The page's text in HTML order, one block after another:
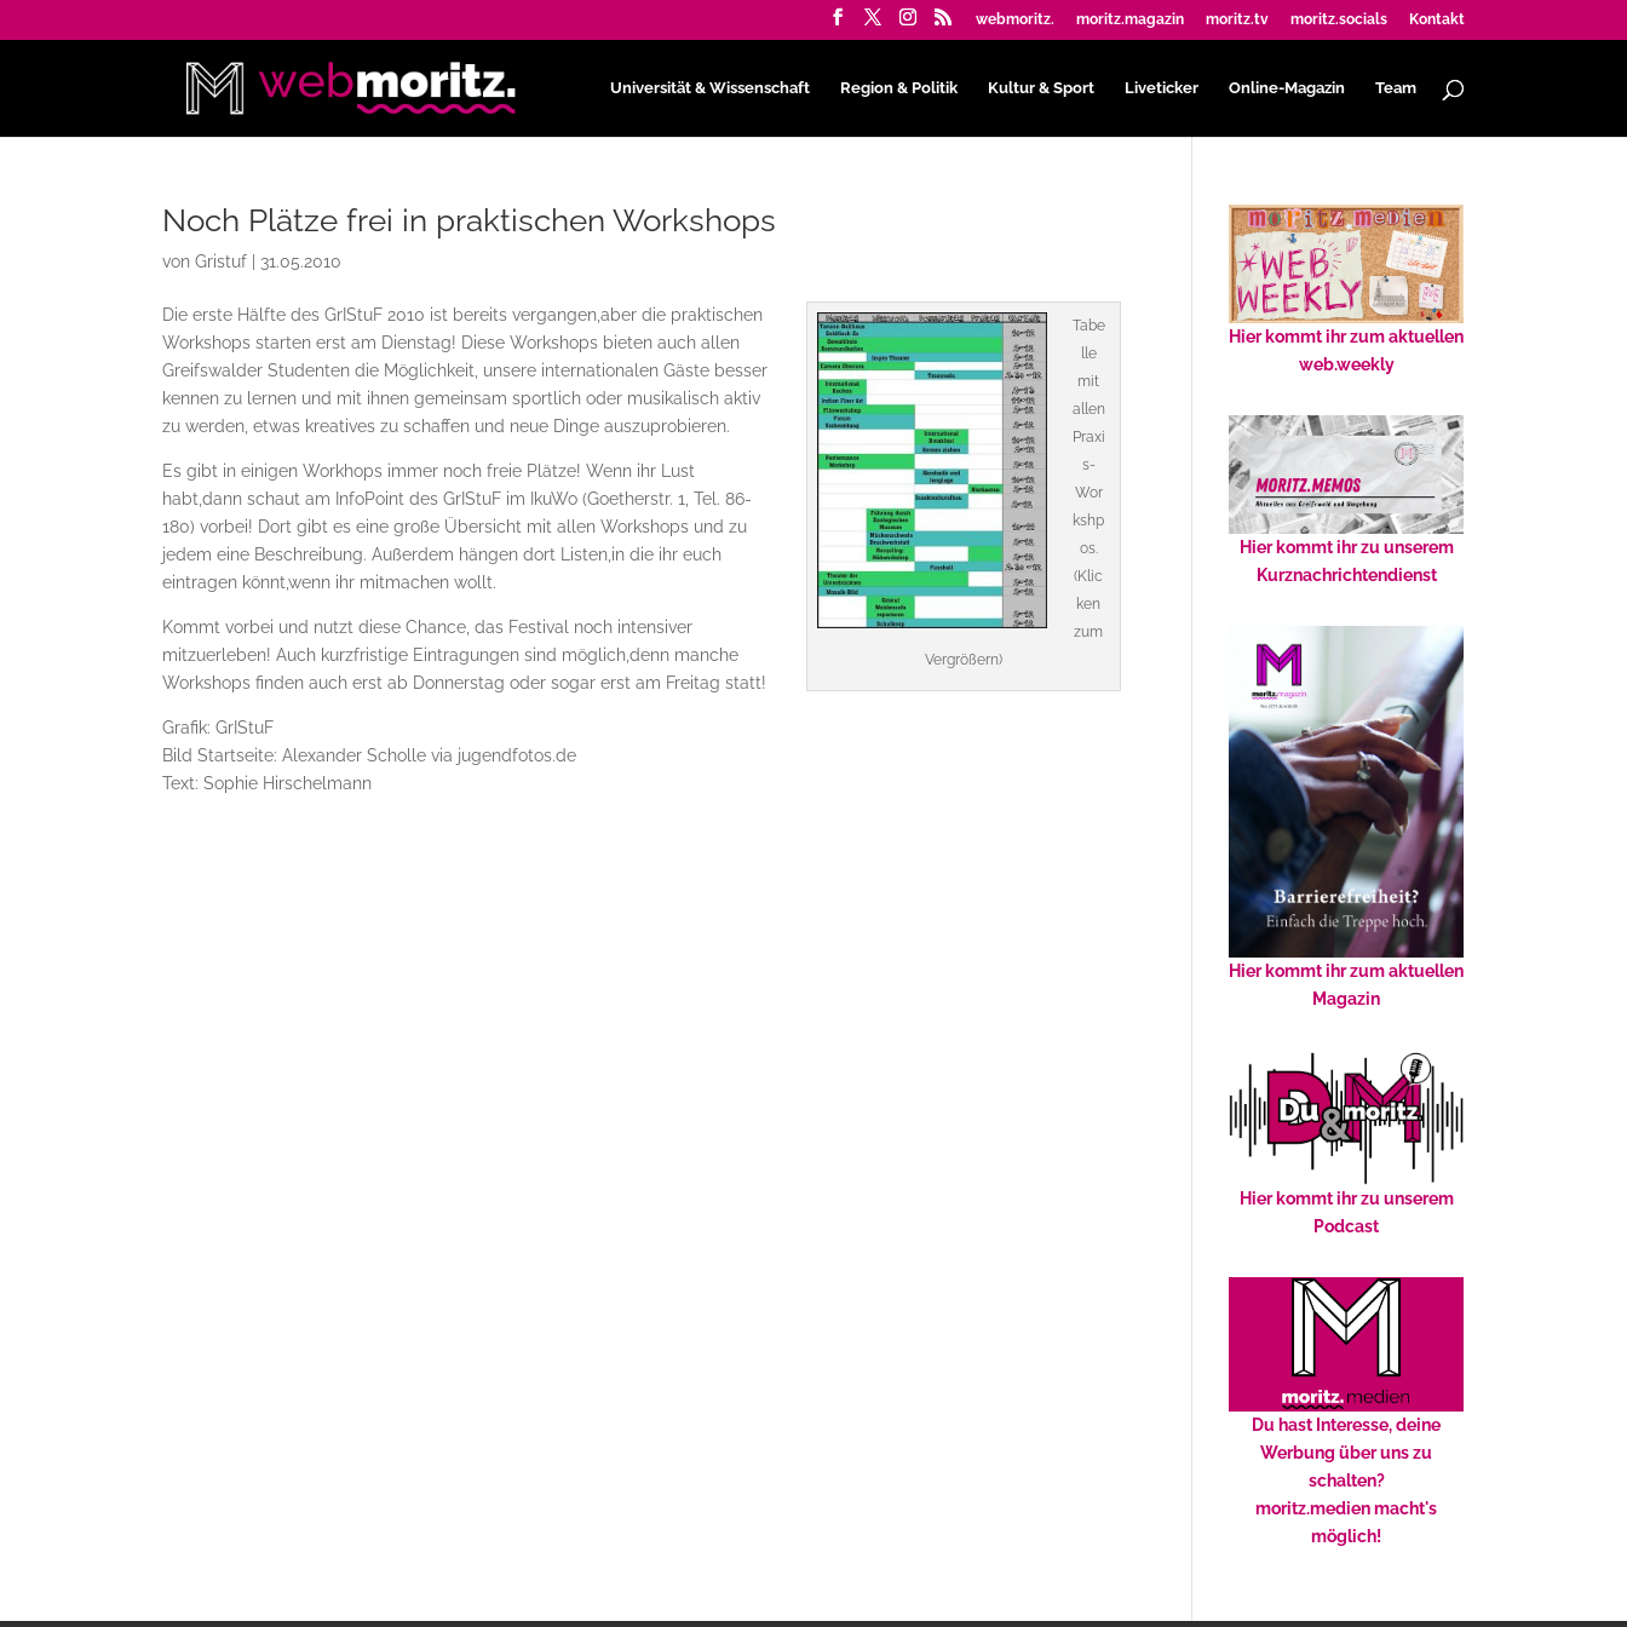
webmoritz. moritz.magazin moritz.tv moritz.socials Kontakt
Universität & Wissenschaft Region & Politik Kultur & Sport Liveticker Online-Magazin Team
Noch Plätze frei in praktischen Workshops
vonGristuf 31.05.2010
Tabe
lle
mit
allen
Praxi
s-
Wor
kshp
os.
(Klic
ken
zum
Vergrößern)
Die erste Hälfte des GrIStuF 2010 ist bereits vergangen,aber die praktischen
Workshops starten erst am Dienstag! Diese Workshops bieten auch allen
Greifswalder Studenten die Möglichkeit, unsere internationalen Gäste besser
kennen zu lernen und mit ihnen gemeinsam sportlich oder musikalisch aktiv
zu werden, etwas kreatives zu schaffen und neue Dinge auszuprobieren.
Es gibt in einigen Workhops immer noch freie Plätze! Wenn ihr Lust
habt,dann schaut am InfoPoint des GrIStuF im IkuWo (Goetherstr. 1, Tel. 86-
180) vorbei! Dort gibt es eine große Übersicht mit allen Workshops und zu
jedem eine Beschreibung. Außerdem hängen dort Listen,in die ihr euch
eintragen könnt,wenn ihr mitmachen wollt.
Kommt vorbei und nutzt diese Chance, das Festival noch intensiver
mitzuerleben! Auch kurzfristige Eintragungen sind möglich,denn manche
Workshops finden auch erst ab Donnerstag oder sogar erst am Freitag statt!
Grafik: GrIStuF
Bild Startseite: Alexander Scholle via jugendfotos.de
Text: Sophie Hirschelmann
Hier kommt ihr zum aktuellen
web.weekly
Hier kommt ihr zu unserem
Kurznachrichtendienst
Hier kommt ihr zum aktuellen
Magazin
Hier kommt ihr zu unserem
Podcast
Du hast Interesse, deine
Werbung über uns zu
schalten?
moritz.medien macht's
möglich!